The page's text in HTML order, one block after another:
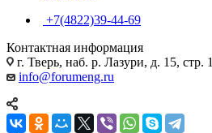
+7(4822)39-44-69
Контактная информация
г. Тверь, наб. р. Лазури, д. 15, стр. 1
info@forumeng.ru